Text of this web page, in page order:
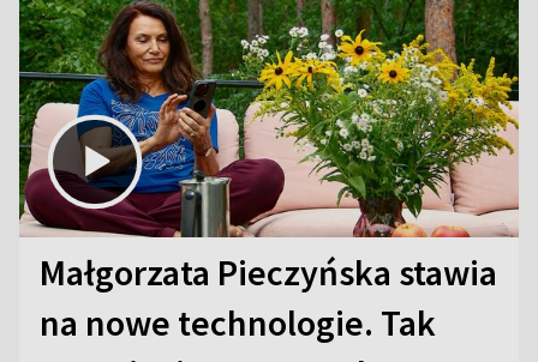
Małgorzata Pieczyńska stawia
na nowe technologie. Tak